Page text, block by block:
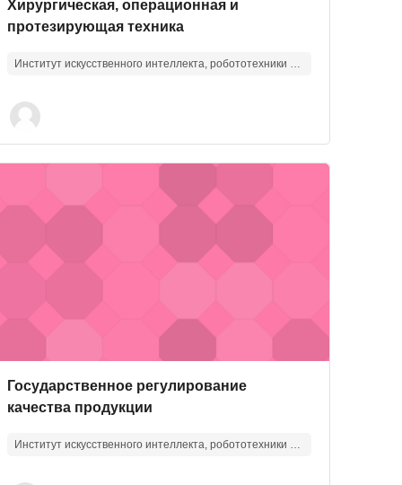
Изображение курса
Название курса
Хирургическая, операционная и
протезирующая техника
Институт искусственного интеллекта, робототехники и системной инженерии
Изображение курса
Название курса
Государственное регулирование
качества продукции
Институт искусственного интеллекта, робототехники и системной инженерии